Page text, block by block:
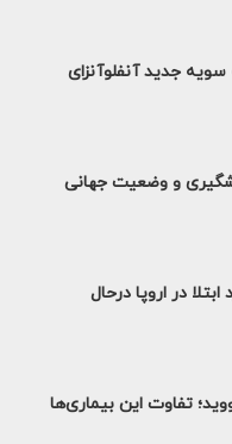
سویه جدید آنفلوآنزای
و وضعیت جهانی
در اروپا درحال
تفاوت این بیماری‌ها